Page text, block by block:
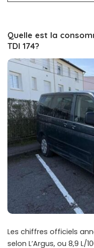
Quelle est la
TDI 174?
Les chiffres officiels
selon L’Argus, ou 8,9 L/